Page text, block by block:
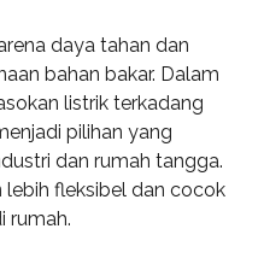
daya tahan dan
bahan bakar. Dalam
listrik terkadang
pilihan yang
dan rumah tangga.
lebih fleksibel dan cocok
rumah.